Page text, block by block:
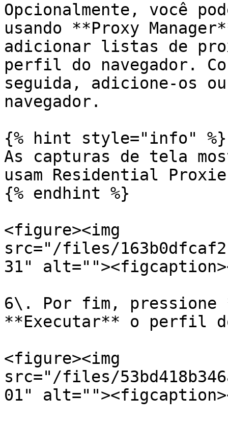
Opcionalmente, você
usando **Proxy
adicionar listas de
perfil do navegador.
seguida, adicione-os
navegador.
{% hint style="info" %}
As capturas de tela
usam Residential
{% endhint %}
<figure><img
src="/files/
31"
6\. Por fim, pressione
**Executar** o perfil
<figure><img
src="/files/
01"